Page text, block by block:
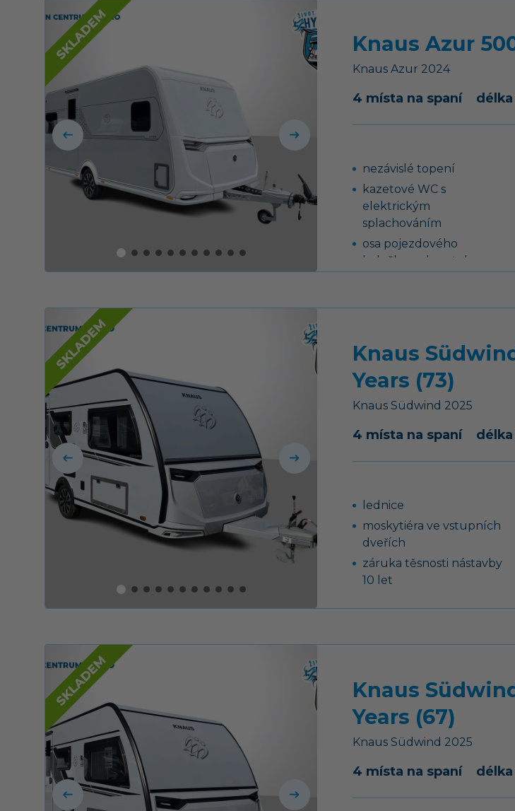
Knaus Azur
Knaus Azur 2024
4 místa na spaní
nezávislé topení
kazetové WC s
elektrickým
splachováním
osa pojezdového
kolečka s ukazatelem
Knaus
Years (73)
Knaus Südwind 2025
4 místa na spaní
lednice
moskytiéra ve vstupních
dveřích
záruka těsnosti nástavby
10 let
vozidlo
podvozek AL-KO,
náprava uložená na
vlečných ramenech vč.
tříhořákový vařič s
nerezovým dřezem a
Knaus
Years (67)
Knaus Südwind 2025
4 místa na spaní